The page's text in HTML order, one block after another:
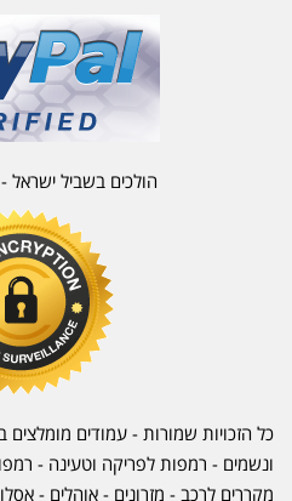
הולכים בשביל ישראל
כל הזכויות שמורות - עמודים מומלצים
ונשמים - רמפות לפריקה וטעינה -
מקררים לרכב - מזרונים - אוהלים -